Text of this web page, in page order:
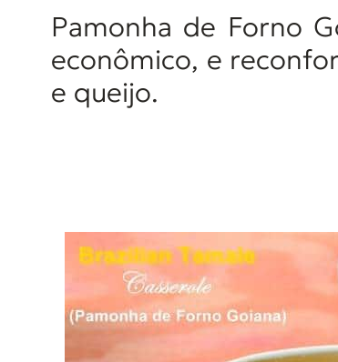
Pamonha de Forno
econômico, e
e queijo.